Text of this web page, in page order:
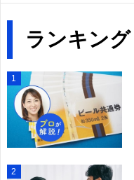
ランキング
1
2